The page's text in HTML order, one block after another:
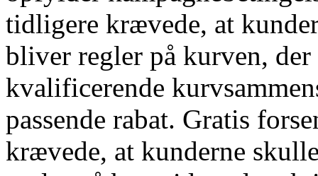
tidligere krævede, at
bliver regler på kurven,
kvalificerende
passende rabat. Gratis
krævede, at kunderne